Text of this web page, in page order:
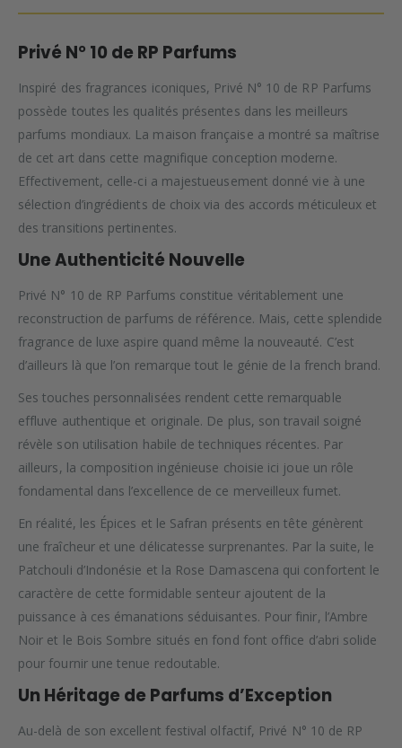
Privé N° 10 de RP Parfums
Inspiré des fragrances iconiques, Privé N° 10 de RP Parfums
possède toutes les qualités présentes dans les meilleurs
parfums mondiaux. La maison française a montré sa maîtrise
de cet art dans cette magnifique conception moderne.
Effectivement, celle-ci a majestueusement donné vie à une
sélection d’ingrédients de choix via des accords méticuleux et
des transitions pertinentes.
Une Authenticité Nouvelle
Privé N° 10 de RP Parfums constitue véritablement une
reconstruction de parfums de référence. Mais, cette splendide
fragrance de luxe aspire quand même la nouveauté. C’est
d’ailleurs là que l’on remarque tout le génie de la french brand.
Ses touches personnalisées rendent cette remarquable
effluve authentique et originale. De plus, son travail soigné
révèle son utilisation habile de techniques récentes. Par
ailleurs, la composition ingénieuse choisie ici joue un rôle
fondamental dans l’excellence de ce merveilleux fumet.
En réalité, les Épices et le Safran présents en tête génèrent
une fraîcheur et une délicatesse surprenantes. Par la suite, le
Patchouli d’Indonésie et la Rose Damascena qui confortent le
caractère de cette formidable senteur ajoutent de la
puissance à ces émanations séduisantes. Pour finir, l’Ambre
Noir et le Bois Sombre situés en fond font office d’abri solide
pour fournir une tenue redoutable.
Un Héritage de Parfums d’Exception
Au-delà de son excellent festival olfactif, Privé N° 10 de RP